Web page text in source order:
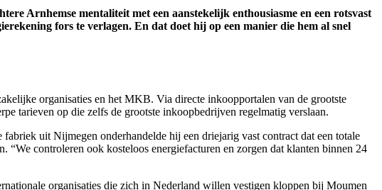
Arnhemse mentaliteit met een aanstekelijk enthousiasme en een rotsvast
fors te verlagen. En dat doet hij op een manier die hem al snel
organisaties en het MKB. Via directe inkoopportalen van de grootste
tarieven op die zelfs de grootste inkoopbedrijven regelmatig verslaan.
uit Nijmegen onderhandelde hij een driejarig vast contract dat een totale
“We controleren ook kosteloos energiefacturen en zorgen dat klanten binnen 24
organisaties die zich in Nederland willen vestigen kloppen bij Moumen